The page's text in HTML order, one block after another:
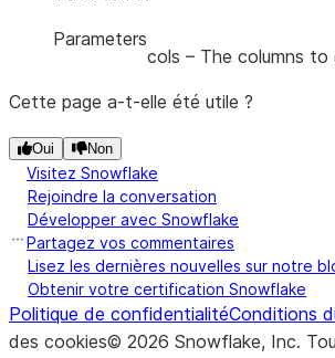
Parameters
cols – The columns to
Cette page a-t-elle été utile ?
Oui Non
Visitez Snowflake
Rejoindre la conversation
Développer avec Snowflake
Partagez vos commentaires
Lisez les dernières nouvelles sur notre
Obtenir votre certification Snowflake
Politique de confidentialitéConditions
des cookies© 2026 Snowflake, Inc.